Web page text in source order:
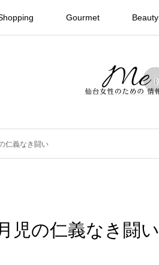
Gourmet Beauty
仁義なき闘い
児の仁義なき闘い